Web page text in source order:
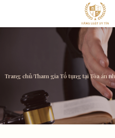
Trang chủ/Tham gia Tố tụng tại Tòa án